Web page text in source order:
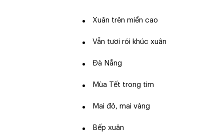
Xuân trên miền cao
Vẫn tươi rói khúc xuân
Đà Nẵng
Mùa Tết trong tim
Mai đỏ, mai vàng
Bếp xuân